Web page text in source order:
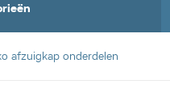
afzuigkap onderdelen